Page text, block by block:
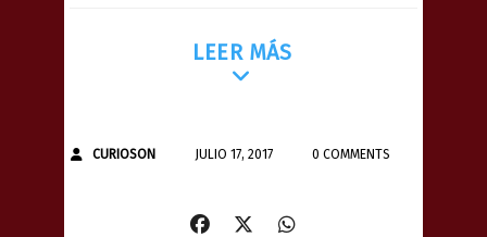
LEER MÁS
CURIOSON JULIO 17, 2017 0 COMMENTS